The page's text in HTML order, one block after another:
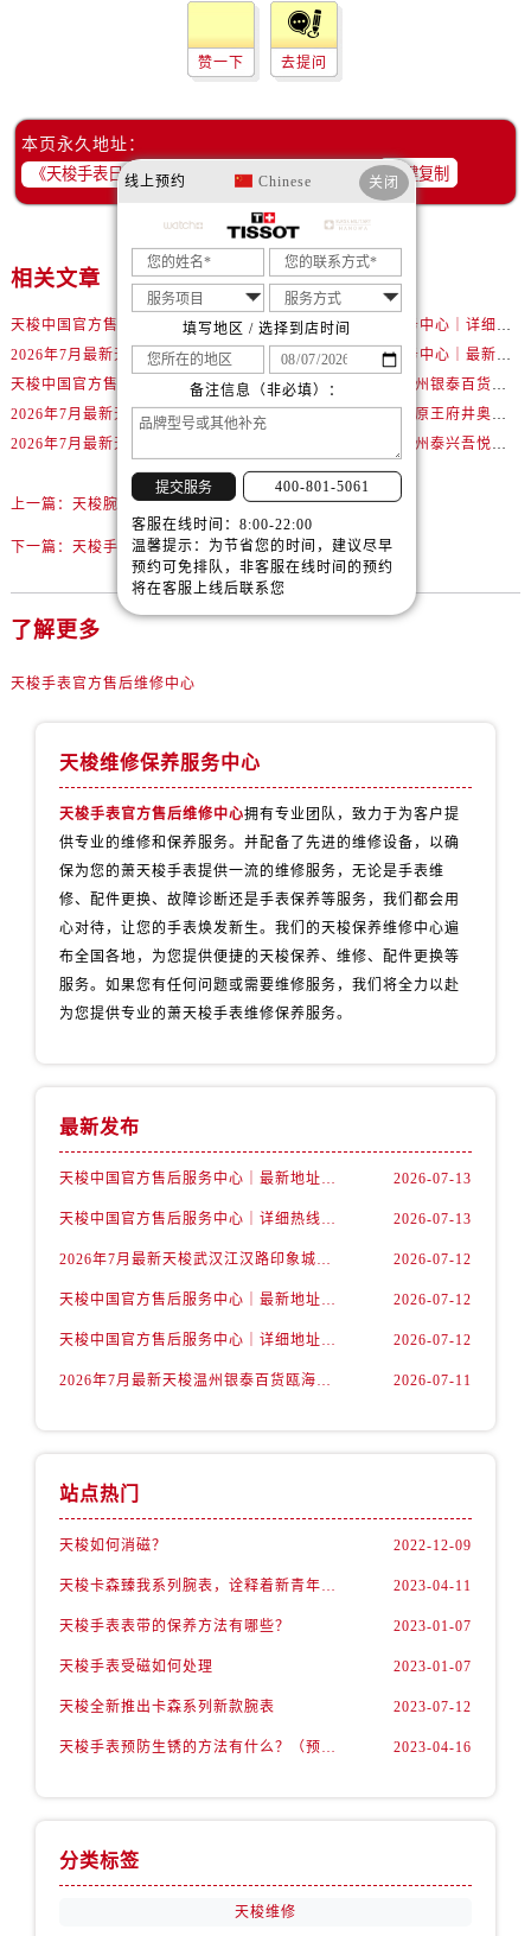
山西省晋城市城区黄华街售后服务中心（需提前预约）
山西省忻州市忻府区和平东街与七一南路交叉口售后服务中心（需提前预约）
山西省阳泉市郊区平阳东街与新城大道交叉口售后服务中心（需提前预约）
山西省运城市盐湖区河东街售后服务中心（需提前预约）
江苏省扬州市邗江区国展路29号星耀天地写字楼1号楼18层1803室售后服务中心（需提前预约）
江西省萍乡市安源区萍安北大道与康庄路交叉口售后服务中心（需提前预约）
赞一下 去提问
本页永久地址：
一键复制
相关文章
天梭中国官方售后服务中心｜最新地址与24小时服务电话权威信息通告（2026年7月最新）
天梭中国官方售后服务中心｜详细热线电话及全部网点地址权威信息通知（2026年7月最新）
天梭中国官方售后服务中心｜最新地址及官方客服热线权威信息通告（2026年7月最新）
天梭中国官方售后服务中心｜详细地址与售后热线权威信息通知（2026年7月最新）
2026年7月最新天梭温州银泰百货瓯海店维修保养服务电话
2026年7月最新天梭北京王府井银泰in88维修保养服务电话
2026年7月最新天梭太原王府井奥莱·晋阳里维修保养服务电话
2026年7月最新天梭泰州泰兴吾悦广场维修保养服务电话
上一篇： 天梭腕表星期框意外掉落，如何轻松应对修复
下一篇： 天梭手表发条拧反了解决办法深度解析
了解更多
天梭手表官方售后维修中心
天梭维修保养服务中心
天梭手表官方售后维修中心拥有专业团队，致力于为客户提
供专业的维修和保养服务。并配备了先进的维修设备，以确
保为您的萧天梭手表提供一流的维修服务，无论是手表维
修、配件更换、故障诊断还是手表保养等服务，我们都会用
心对待，让您的手表焕发新生。我们的天梭保养维修中心遍
布全国各地，为您提供便捷的天梭保养、维修、配件更换等
服务。如果您有任何问题或需要维修服务，我们将全力以赴
为您提供专业的萧天梭手表维修保养服务。
最新发布
天梭中国官方售后服务中心｜最新地址与24小时服务电话权威信息通告（2026年7月最新） 2026-07-13
天梭中国官方售后服务中心｜详细热线电话及全部网点地址权威信息通知（2026年7月最新） 2026-07-13
2026年7月最新天梭武汉江汉路印象城维修保养服务电话 2026-07-12
天梭中国官方售后服务中心｜最新地址及官方客服热线权威信息通告（2026年7月最新） 2026-07-12
天梭中国官方售后服务中心｜详细地址与售后热线权威信息通知（2026年7月最新） 2026-07-12
2026年7月最新天梭温州银泰百货瓯海店维修保养服务电话 2026-07-11
站点热门
天梭如何消磁？ 2022-12-09
天梭卡森臻我系列腕表，诠释着新青年的生活态度 2023-04-11
天梭手表表带的保养方法有哪些？ 2023-01-07
天梭手表受磁如何处理 2023-01-07
天梭全新推出卡森系列新款腕表 2023-07-12
天梭手表预防生锈的方法有什么？（预防方法） 2023-04-16
分类标签
天梭维修
线上预约 Chinese 关闭
填写地区 / 选择到店时间
备注信息（非必填）：
提交服务 400-801-5061
客服在线时间：8:00-22:00
温馨提示：为节省您的时间，建议尽早
预约可免排队，非客服在线时间的预约
将在客服上线后联系您